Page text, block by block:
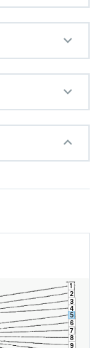
1
2
3
4
5
6
7
8
9